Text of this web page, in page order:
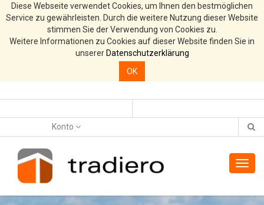
Diese Webseite verwendet Cookies, um Ihnen den bestmöglichen
Service zu gewährleisten. Durch die weitere Nutzung dieser Website
stimmen Sie der Verwendung von Cookies zu.
Weitere Informationen zu Cookies auf dieser Website finden Sie in
unserer Datenschutzerklärung
OK
Konto